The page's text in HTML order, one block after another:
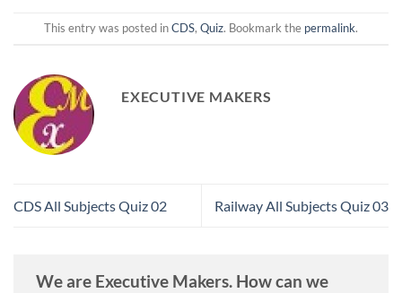
This entry was posted inCDS, Quiz. Bookmark the permalink.
EXECUTIVE MAKERS
CDS All Subjects Quiz 02 Railway All Subjects Quiz 03
We are Executive Makers. How can we